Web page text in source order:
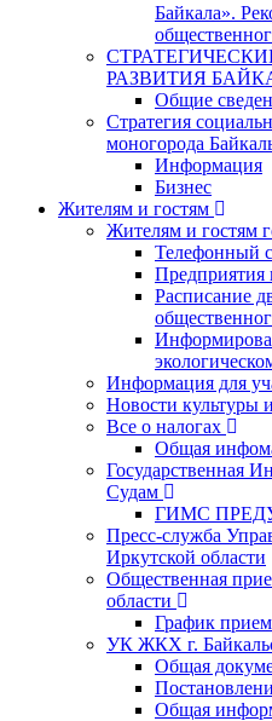
Байкала».
РАЗВИТИЯ
Общие
Стратегия
моногорода
Информация
Бизнес
Жителям и гостям
Жителям и гостям
Телефонный
Предприятия
Расписание
Информация для
Новости культуры
Все о налогах
Общая
Государственная
Судам
ГИМС
Пресс-служба
Иркутской области
Общественная
области
График
УК ЖКХ г.
Общая
Общая